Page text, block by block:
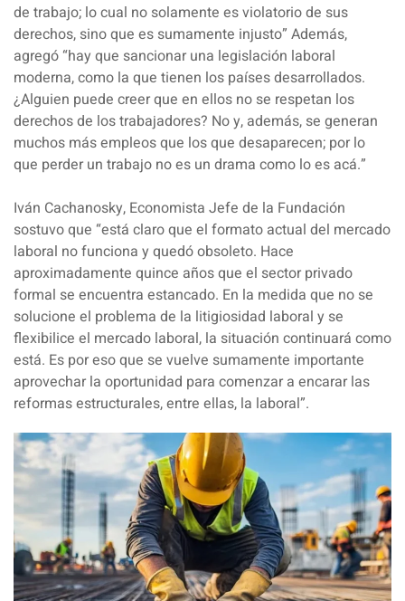
de trabajo; lo cual no solamente es violatorio de sus
derechos, sino que es sumamente injusto” Además,
agregó “hay que sancionar una legislación laboral
moderna, como la que tienen los países desarrollados.
¿Alguien puede creer que en ellos no se respetan los
derechos de los trabajadores? No y, además, se generan
muchos más empleos que los que desaparecen; por lo
que perder un trabajo no es un drama como lo es acá.”
Iván Cachanosky, Economista Jefe de la Fundación
sostuvo que “está claro que el formato actual del mercado
laboral no funciona y quedó obsoleto. Hace
aproximadamente quince años que el sector privado
formal se encuentra estancado. En la medida que no se
solucione el problema de la litigiosidad laboral y se
flexibilice el mercado laboral, la situación continuará como
está. Es por eso que se vuelve sumamente importante
aprovechar la oportunidad para comenzar a encarar las
reformas estructurales, entre ellas, la laboral”.